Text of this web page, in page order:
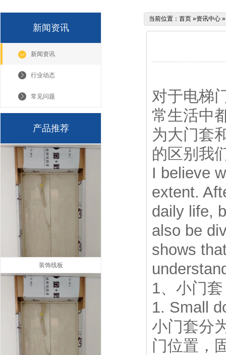
新闻资讯
新闻资讯
行业动态
常见问题
产品推荐
装饰线板
当前位置： 首页 »资讯中心
对于电梯
常生活中
为大门套
的区别我
I believe
extent.
daily life,
also be
shows
1、小门套
1. Small
小门套分
门位置，